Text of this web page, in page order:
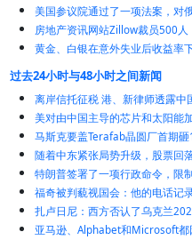
美国参议院通过了一项法案，对
房地产资讯网站Zillow裁员500人
黄金、白银在意外失业后收益
过去24小时与48小时之间新闻
离岸信托征税 港、新律师透露中
美对由中国主导的芯片和太阳能
马斯克要盖Terafab晶圆厂首期
随着中东紧张局势升级，股票回
特朗普签署了一项行政命令，限
福奇被判藐视国会：他的电话记
扎卢日尼：西方否认了乌克兰
亚马逊、Alphabet和Microsoft都